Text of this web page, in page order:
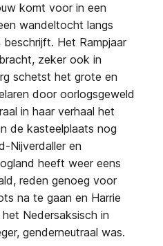
komt voor in een
wandeltocht langs
Het Rampjaar
zeker ook in
schetst het grote en
door oorlogsgeweld
in haar verhaal het
de kasteelplaats nog
Nijverdaller en
heeft weer eens
reden genoeg voor
na te gaan en Harrie
Nedersaksisch in
genderneutraal was.